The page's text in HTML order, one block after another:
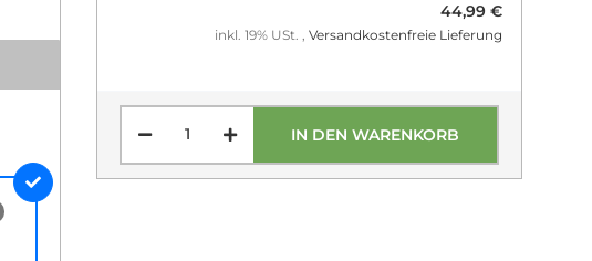
44,99 €
inkl. 19% USt. ,Versandkostenfreie Lieferung
IN DEN WARENKORB